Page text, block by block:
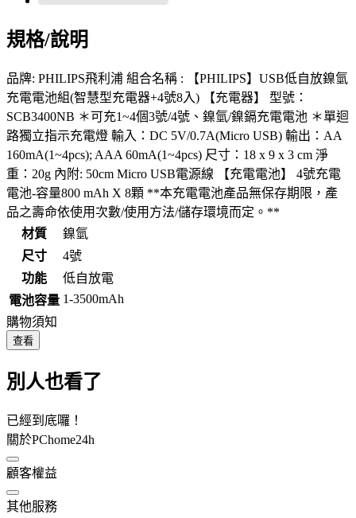
規格/說明
品牌: PHILIPS飛利浦 組合名稱 : 【PHILIPS】USB低自放鎳氫
充電電池組(智慧型充電器+4號8入) 【充電器】 型號：
SCB3400NB ＊可充1~4個3號/4號、鎳氫/鎳鎘充電電池 ＊單迴
路獨立指示充電燈 輸入：DC 5V/0.7A(Micro USB) 輸出：AA
160mA(1~4pcs); AAA 60mA(1~4pcs) 尺寸：18 x 9 x 3 cm 淨
重：20g 內附: 50cm Micro USB電源線 【充電電池】 4號充電
電池-容量800 mAh X 8顆 **本充電電池產品無保存期限，產
品之壽命依使用次數/使用方法/儲存環境而定。**
材質
鎳氫
尺寸
4號
功能
低自放電
電池容量 1-3500mAh
購物須知
查看
別人也看了
已經到底囉！
關於PChome24h
顧客權益
其他服務